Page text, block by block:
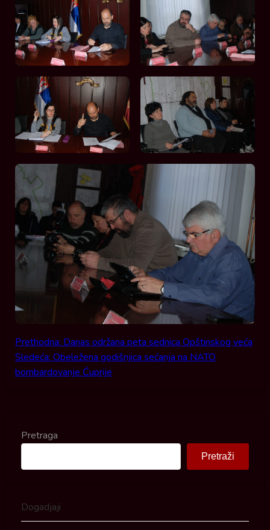
Post navigation
Prethodna: Danas održana peta sednica Opštinskog veća
Sledeća: Obeležena godišnjica sećanja na NATO
bombardovanje Ćuprije
Pretraga
Pretraži
Dogadjaji